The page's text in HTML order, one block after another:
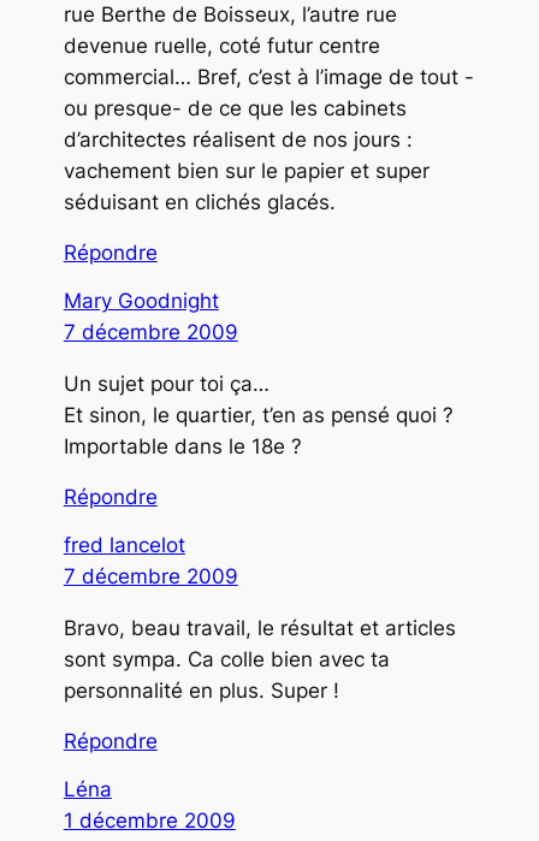
rue Berthe de Boisseux, l’autre rue
devenue ruelle, coté futur centre
commercial… Bref, c’est à l’image de tout -
ou presque- de ce que les cabinets
d’architectes réalisent de nos jours :
vachement bien sur le papier et super
séduisant en clichés glacés.
Répondre
Mary Goodnight
7 décembre 2009
Un sujet pour toi ça…
Et sinon, le quartier, t’en as pensé quoi ?
Importable dans le 18e ?
Répondre
fred lancelot
7 décembre 2009
Bravo, beau travail, le résultat et articles
sont sympa. Ca colle bien avec ta
personnalité en plus. Super !
Répondre
Léna
1 décembre 2009